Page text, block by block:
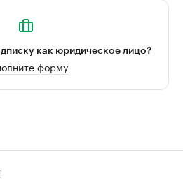
как юридическое лицо?
форму